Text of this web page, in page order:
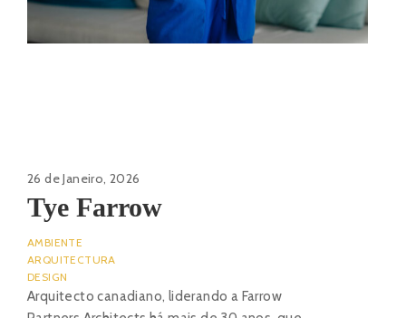
26 de Janeiro, 2026
Tye Farrow
AMBIENTE
ARQUITECTURA
DESIGN
Arquitecto canadiano, liderando a Farrow